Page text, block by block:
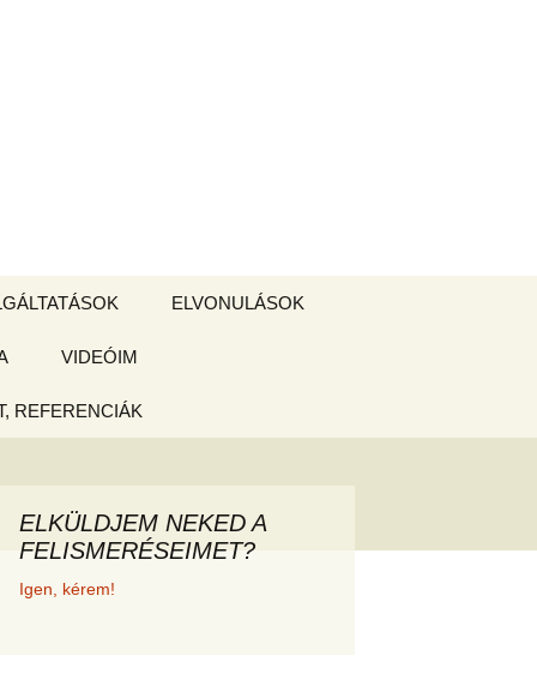
BOLT
ELVONULÁSOK
VIDEÓIM
REFERENCIÁK
az új
és
ELKÜLDJEM NEKED A
FELISMERÉSEIMET?
Igen, kérem!